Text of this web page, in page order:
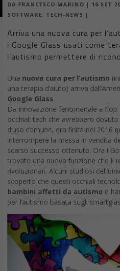
DA FRANCESCO MARINO | 16 SET
SOFTWARE, TECH-NEWS |
Arriva una nuova cura per
i Google Glass usati come
l’autismo permettere di
Una nuova cura per l’autismo
una terapia d’aiuto) arriva
Google Glass.
Da innovazione fenomenale a
occhiali tech che avrebbero
d’uso comune, era finita nel 2016
interrompere la messa in vendita
scarso successo ottenuto. Ora i
trovato una nuova funzione che li
rivoluzionari. Alcuni studiosi
scoperto che questi occhiali
bambini affetti da autismo e
per l’autismo basata sugli